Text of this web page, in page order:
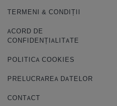
TERMENI & CONDIȚII
ACORD DE
CONFIDENȚIALITATE
POLITICA COOKIES
PRELUCRAREA DATELOR
CONTACT